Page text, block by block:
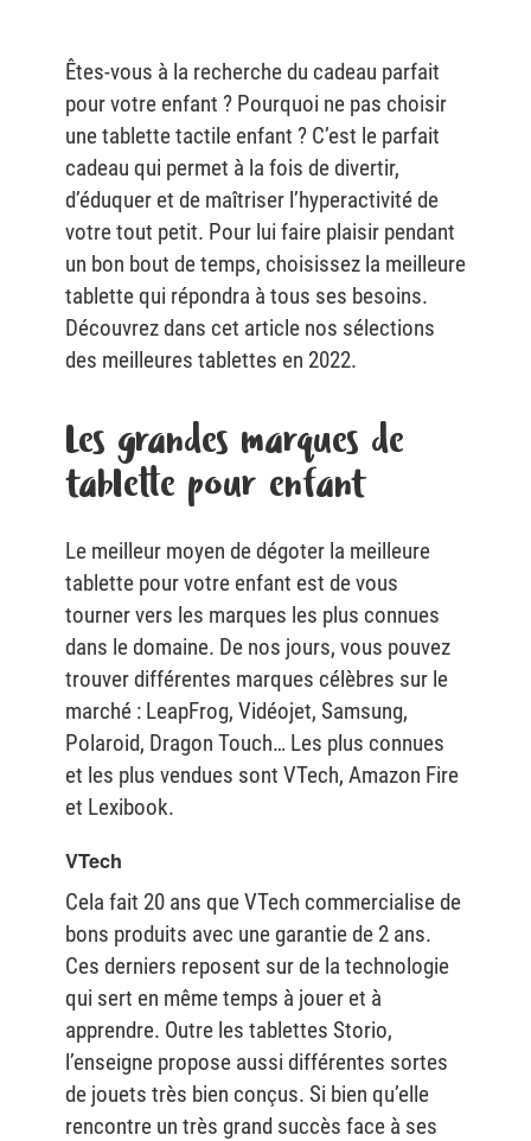
Êtes-vous à la recherche du cadeau parfait
pour votre enfant ? Pourquoi ne pas choisir
une tablette tactile enfant ? C’est le parfait
cadeau qui permet à la fois de divertir,
d’éduquer et de maîtriser l’hyperactivité de
votre tout petit. Pour lui faire plaisir pendant
un bon bout de temps, choisissez la meilleure
tablette qui répondra à tous ses besoins.
Découvrez dans cet article nos sélections
des meilleures tablettes en 2022.
Les grandes marques de
tablette pour enfant
Le meilleur moyen de dégoter la meilleure
tablette pour votre enfant est de vous
tourner vers les marques les plus connues
dans le domaine. De nos jours, vous pouvez
trouver différentes marques célèbres sur le
marché : LeapFrog, Vidéojet, Samsung,
Polaroid, Dragon Touch… Les plus connues
et les plus vendues sont VTech, Amazon Fire
et Lexibook.
VTech
Cela fait 20 ans que VTech commercialise de
bons produits avec une garantie de 2 ans.
Ces derniers reposent sur de la technologie
qui sert en même temps à jouer et à
apprendre. Outre les tablettes Storio,
l’enseigne propose aussi différentes sortes
de jouets très bien conçus. Si bien qu’elle
rencontre un très grand succès face à ses